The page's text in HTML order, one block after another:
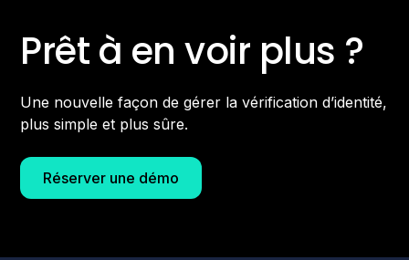
Prêt à en voir plus ?
Une nouvelle façon de gérer la vérification d’identité,
plus simple et plus sûre.
Réserver une démo